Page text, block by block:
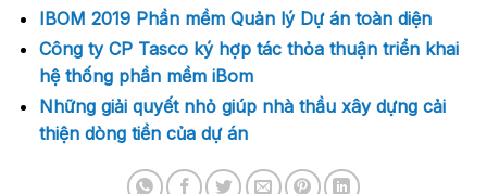
IBOM 2019 Phần mềm Quản lý Dự án toàn diện
Công ty CP Tasco ký hợp tác thỏa thuận triển khai
hệ thống phần mềm iBom
Những giải quyết nhỏ giúp nhà thầu xây dựng cải
thiện dòng tiền của dự án